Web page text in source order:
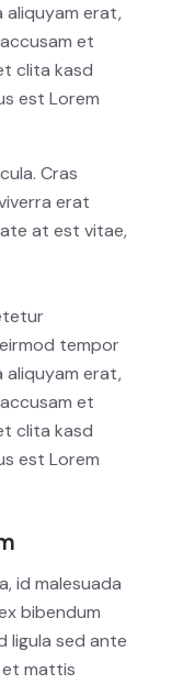
aliquyam erat,
et
clita kasd
est Lorem
Cras
erat
at est vitae,
tempor
aliquyam erat,
et
clita kasd
est Lorem
id malesuada
bibendum
ligula sed ante
mattis